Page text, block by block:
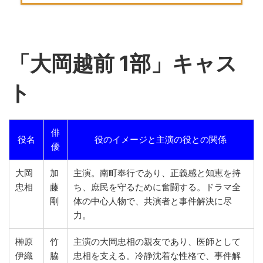
「大岡越前 1部」キャス
ト
役名
俳
優
役のイメージと主演の役との関係
大岡
忠相
加
藤
剛
主演。南町奉行であり、正義感と知恵を持
ち、庶民を守るために奮闘する。ドラマ全
体の中心人物で、共演者と事件解決に尽
力。
榊原
伊織
竹
脇
主演の大岡忠相の親友であり、医師として
忠相を支える。冷静沈着な性格で、事件解